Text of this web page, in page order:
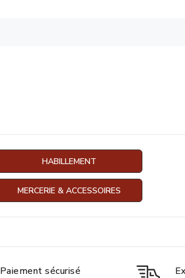
HABILLEMENT
MERCERIE & ACCESSOIRES
Paiement sécurisé